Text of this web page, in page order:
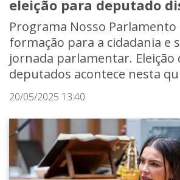
eleição para deputado
Programa Nosso
formação para a cidadania e
jornada parlamentar. Eleição
deputados acontece nesta
20/05/2025 13:40